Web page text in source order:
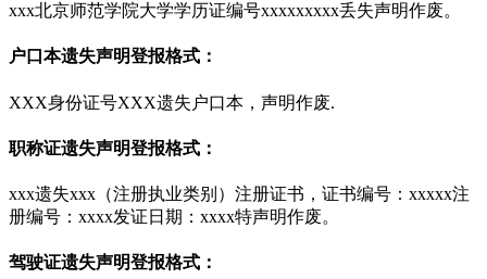
xxx北京师范学院大学学历证编号xxxxxxxxx丢失声明作废。
户口本遗失声明登报格式：
XXX身份证号XXX遗失户口本，声明作废.
职称证遗失声明登报格式：
xxx遗失xxx（注册执业类别）注册证书，证书编号：xxxxx注
册编号：xxxx发证日期：xxxx特声明作废。
驾驶证遗失声明登报格式：